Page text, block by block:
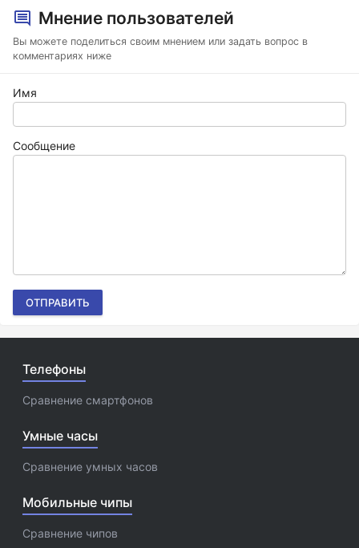
Мнение пользователей
Вы можете поделиться своим мнением или задать вопрос в
комментариях ниже
Имя
Сообщение
ОТПРАВИТЬ
Телефоны
Сравнение смартфонов
Умные часы
Сравнение умных часов
Мобильные чипы
Сравнение чипов